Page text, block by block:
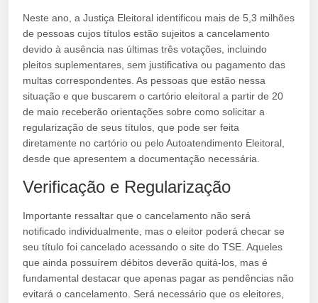
Neste ano, a Justiça Eleitoral identificou mais de 5,3 milhões
de pessoas cujos títulos estão sujeitos a cancelamento
devido à ausência nas últimas três votações, incluindo
pleitos suplementares, sem justificativa ou pagamento das
multas correspondentes. As pessoas que estão nessa
situação e que buscarem o cartório eleitoral a partir de 20
de maio receberão orientações sobre como solicitar a
regularização de seus títulos, que pode ser feita
diretamente no cartório ou pelo Autoatendimento Eleitoral,
desde que apresentem a documentação necessária.
Verificação e Regularização
Importante ressaltar que o cancelamento não será
notificado individualmente, mas o eleitor poderá checar se
seu título foi cancelado acessando o site do TSE. Aqueles
que ainda possuírem débitos deverão quitá-los, mas é
fundamental destacar que apenas pagar as pendências não
evitará o cancelamento. Será necessário que os eleitores,